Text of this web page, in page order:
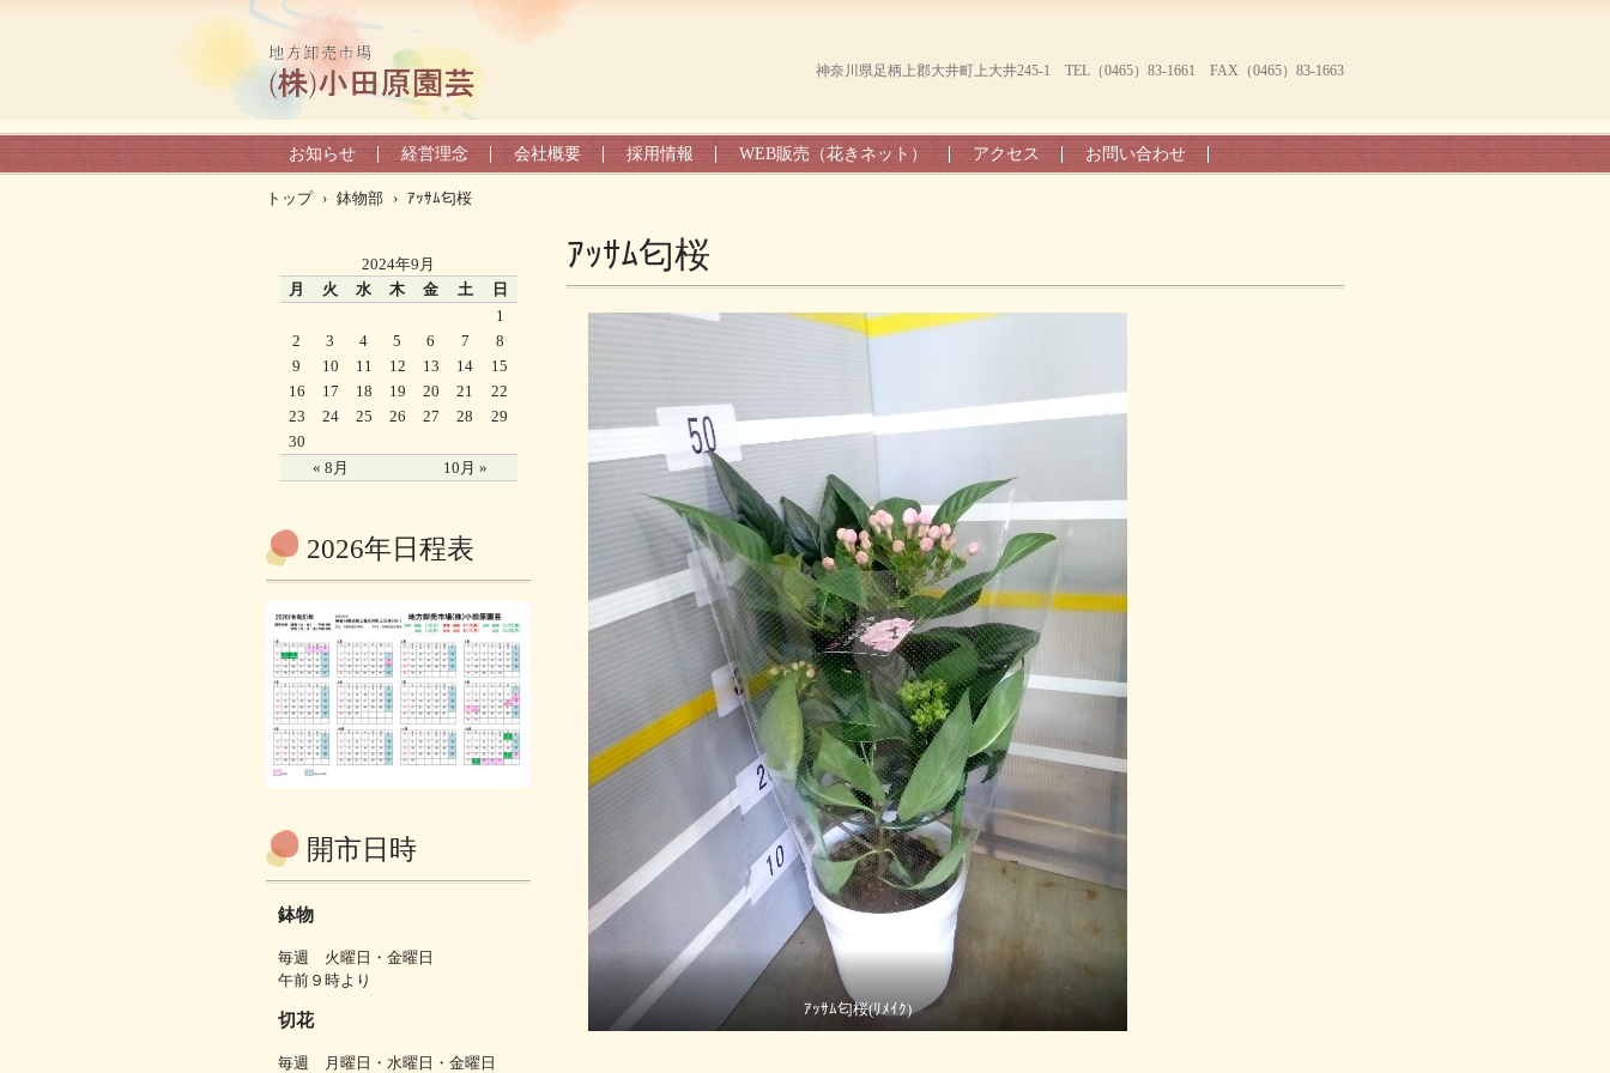
神奈川県足柄上郡大井町上大井245-1 TEL（0465）83-1661 FAX（0465）83-1663
お知らせ 経営理念 会社概要 採用情報 WEB販売（花きネット） アクセス お問い合わせ
トップ › 鉢物部 › ｱｯｻﾑ匂桜
ｱｯｻﾑ匂桜
ｱｯｻﾑ匂桜(ﾘﾒｲｸ)
2024年9月
月
火 水 木 金 土 日
« 8月 10月 »
1
2
3 4 5 6 7
8
9
10 11 12 13 14
15
16
17 18 19 20 21
22
23
24 25 26 27 28
29
30
2026年日程表
開市日時
鉢物
毎週 火曜日・金曜日
午前９時より
切花
毎週 月曜日・水曜日・金曜日